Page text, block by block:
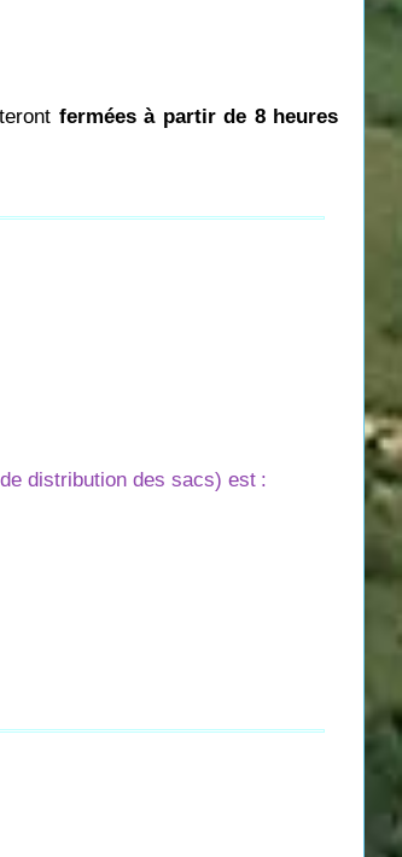
fermées à partir de 8 heures
distribution des sacs) est :